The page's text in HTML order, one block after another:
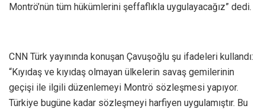
Montrö’nün tüm hükümlerini şeffaflıkla uygulayacağız” dedi.
CNN Türk yayınında konuşan Çavuşoğlu şu ifadeleri kullandı:
“Kıyıdaş ve kıyıdaş olmayan ülkelerin savaş gemilerinin
geçişi ile ilgili düzenlemeyi Montrö sözleşmesi yapıyor.
Türkiye bugüne kadar sözleşmeyi harfiyen uygulamıştır. Bu